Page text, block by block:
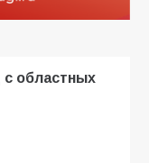
с областных